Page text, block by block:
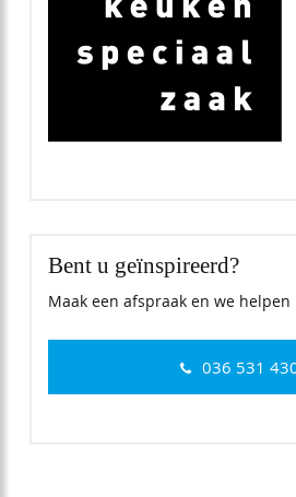
Bent u geïnspireerd?
Maak een afspraak en we
036 531